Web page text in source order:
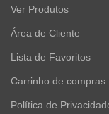
Ver Produtos
Área de Cliente
Lista de Favoritos
Carrinho de compras
Política de